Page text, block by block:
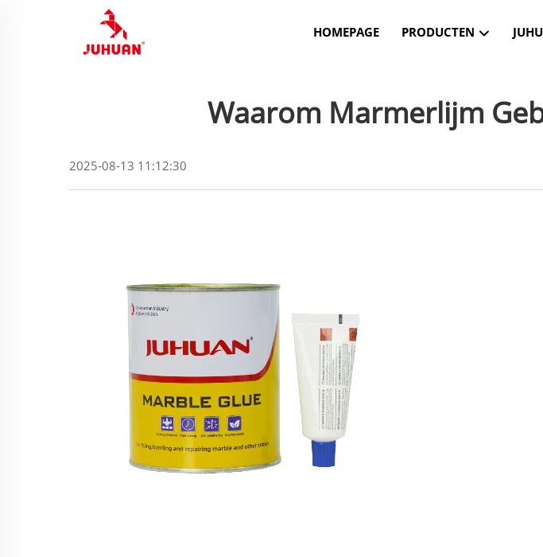
HOMEPAGE PRODUCTEN
Waarom Marmerlijm
2025-08-13 11:12:30